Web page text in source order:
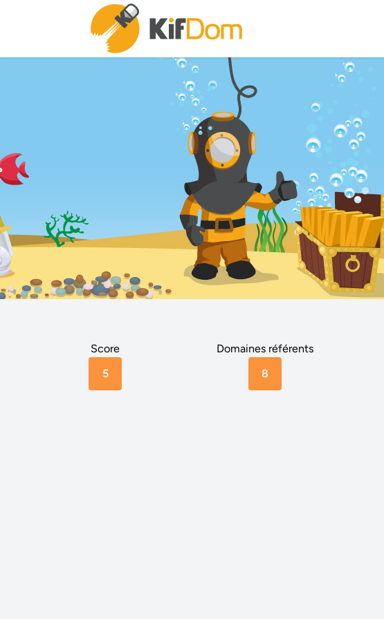
Score
5
Domaines référents
8